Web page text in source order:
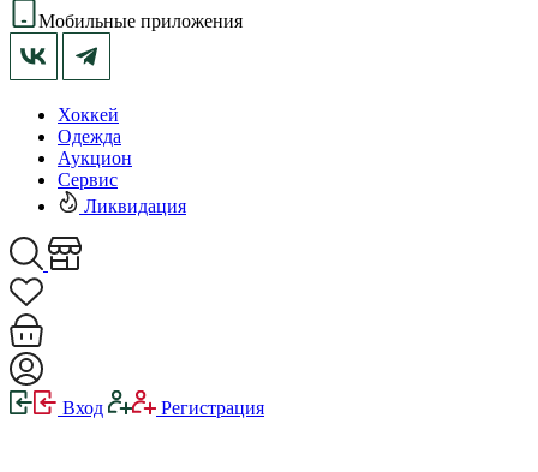
Мобильные приложения
Хоккей
Одежда
Аукцион
Сервис
Ликвидация
Вход Регистрация